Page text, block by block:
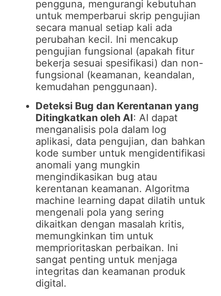
pengguna, mengurangi kebutuhan
untuk memperbarui skrip pengujian
secara manual setiap kali ada
perubahan kecil. Ini mencakup
pengujian fungsional (apakah fitur
bekerja sesuai spesifikasi) dan non-
fungsional (keamanan, keandalan,
kemudahan penggunaan).
Deteksi Bug dan Kerentanan yang
Ditingkatkan oleh AI: AI dapat
menganalisis pola dalam log
aplikasi, data pengujian, dan bahkan
kode sumber untuk mengidentifikasi
anomali yang mungkin
mengindikasikan bug atau
kerentanan keamanan. Algoritma
machine learning dapat dilatih untuk
mengenali pola yang sering
dikaitkan dengan masalah kritis,
memungkinkan tim untuk
memprioritaskan perbaikan. Ini
sangat penting untuk menjaga
integritas dan keamanan produk
digital.